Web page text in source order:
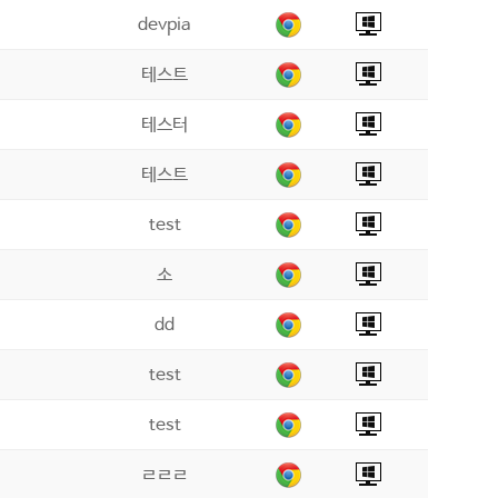
devpia
테스트
테스터
테스트
test
소
dd
test
test
ㄹㄹㄹ